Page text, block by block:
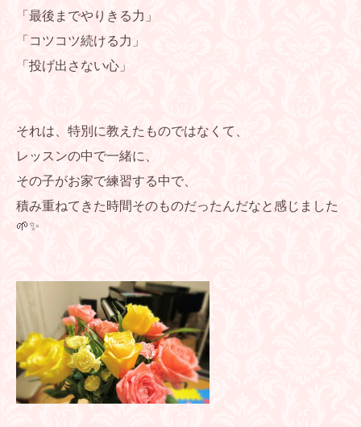
「最後までやりきる力」
「コツコツ続ける力」
「投げ出さない心」
それは、特別に教えたものではなくて、
レッスンの中で一緒に、
その子がお家で練習する中で、
積み重ねてきた時間そのものだったんだなと感じました
🌱✨